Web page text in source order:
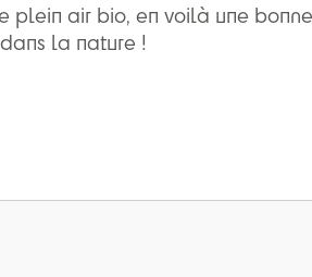
plein air bio, en voilà une
la nature !